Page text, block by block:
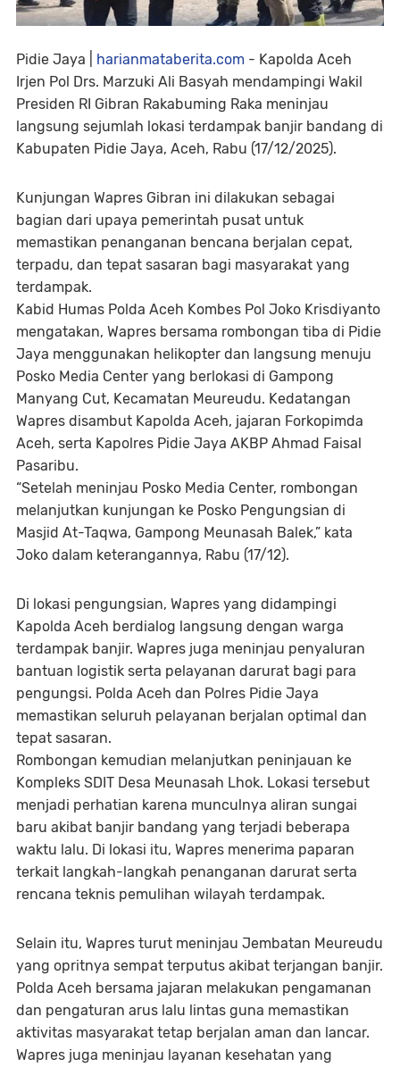
Pidie Jaya | harianmataberita.com - Kapolda Aceh
Irjen Pol Drs. Marzuki Ali Basyah mendampingi Wakil
Presiden RI Gibran Rakabuming Raka meninjau
langsung sejumlah lokasi terdampak banjir bandang di
Kabupaten Pidie Jaya, Aceh, Rabu (17/12/2025).
Kunjungan Wapres Gibran ini dilakukan sebagai
bagian dari upaya pemerintah pusat untuk
memastikan penanganan bencana berjalan cepat,
terpadu, dan tepat sasaran bagi masyarakat yang
terdampak.
Kabid Humas Polda Aceh Kombes Pol Joko Krisdiyanto
mengatakan, Wapres bersama rombongan tiba di Pidie
Jaya menggunakan helikopter dan langsung menuju
Posko Media Center yang berlokasi di Gampong
Manyang Cut, Kecamatan Meureudu. Kedatangan
Wapres disambut Kapolda Aceh, jajaran Forkopimda
Aceh, serta Kapolres Pidie Jaya AKBP Ahmad Faisal
Pasaribu.
“Setelah meninjau Posko Media Center, rombongan
melanjutkan kunjungan ke Posko Pengungsian di
Masjid At-Taqwa, Gampong Meunasah Balek,” kata
Joko dalam keterangannya, Rabu (17/12).
Di lokasi pengungsian, Wapres yang didampingi
Kapolda Aceh berdialog langsung dengan warga
terdampak banjir. Wapres juga meninjau penyaluran
bantuan logistik serta pelayanan darurat bagi para
pengungsi. Polda Aceh dan Polres Pidie Jaya
memastikan seluruh pelayanan berjalan optimal dan
tepat sasaran.
Rombongan kemudian melanjutkan peninjauan ke
Kompleks SDIT Desa Meunasah Lhok. Lokasi tersebut
menjadi perhatian karena munculnya aliran sungai
baru akibat banjir bandang yang terjadi beberapa
waktu lalu. Di lokasi itu, Wapres menerima paparan
terkait langkah-langkah penanganan darurat serta
rencana teknis pemulihan wilayah terdampak.
Selain itu, Wapres turut meninjau Jembatan Meureudu
yang opritnya sempat terputus akibat terjangan banjir.
Polda Aceh bersama jajaran melakukan pengamanan
dan pengaturan arus lalu lintas guna memastikan
aktivitas masyarakat tetap berjalan aman dan lancar.
Wapres juga meninjau layanan kesehatan yang